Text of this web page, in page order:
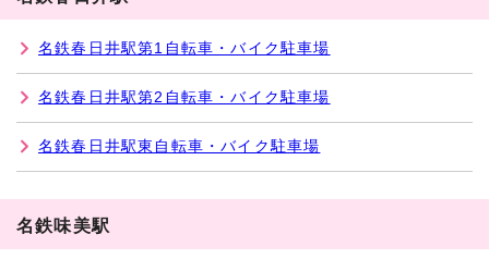
名鉄春日井駅第1自転車・バイク駐車場
名鉄春日井駅第2自転車・バイク駐車場
名鉄春日井駅東自転車・バイク駐車場
名鉄味美駅